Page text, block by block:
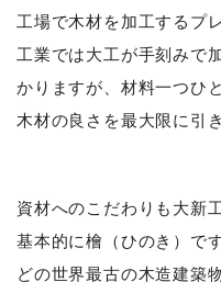
工場で木材を加工するプ
工業では大工が手刻みで
かりますが、材料一つひ
木材の良さを最大限に引
資材へのこだわりも大新
基本的に檜（ひのき）で
どの世界最古の木造建築